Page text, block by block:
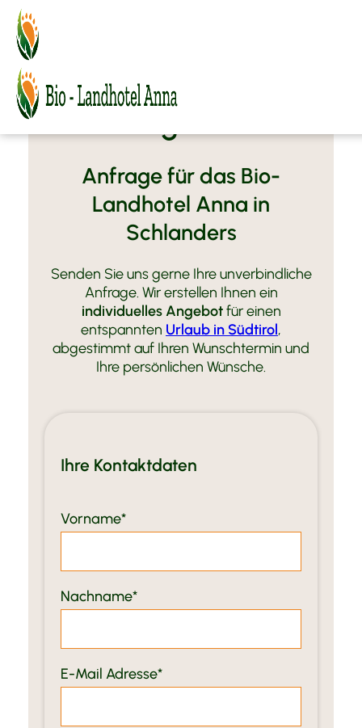
BIO-Landhotel Anna
Ambiente
Zimmer & Angebote
Preise & Buchungsinfos
Anfragen
Urlaub im Vinschgau
Aktiv in den 4 Jahreszeiten
Kunst & Kultur
Reiterhof Vill
Moto Fun Anna
MoHo Motorradurlaub
BMW Testridecenter
Kontakt & Anfahrt
Wetter
Ihr persönliches
Anfrage für das Bio-
Landhotel Anna in
Schlanders
Senden Sie uns gerne Ihre unverbindliche
Anfrage. Wir erstellen Ihnen ein
individuelles Angebotfür einen
entspannten Urlaub in Südtirol,
abgestimmt auf Ihren Wunschtermin und
Ihre persönlichen Wünsche.
Ihre Kontaktdaten
Vorname
Nachname
E-Mail Adresse